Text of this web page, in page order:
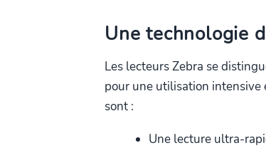
Une technologie
Les lecteurs Zebra se
pour une utilisation intensive
sont :
Une lecture ultra-